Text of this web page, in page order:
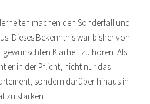
machen den Sonderfall und
Dieses Bekenntnis war bisher von
Klarheit zu hören. Als
er in der Pflicht, nicht nur das
sondern darüber hinaus in
zu stärken.